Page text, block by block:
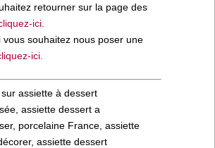
retourner sur la page des
ici.
vous souhaitez nous poser une
ici.
assiette à dessert
assiette dessert a
porcelaine France, assiette
assiette dessert